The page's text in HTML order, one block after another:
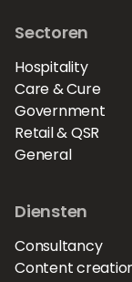
Sectoren
Hospitality
Care & Cure
Government
Retail & QSR
General
Diensten
Consultancy
Content